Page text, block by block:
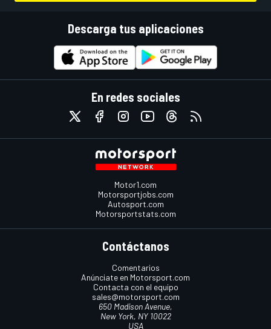
Descarga tus aplicaciones
En redes sociales
Motor1.com
Motorsportjobs.com
Autosport.com
Motorsportstats.com
Contáctanos
Comentarios
Anúnciate en Motorsport.com
Contacta con el equipo
sales@motorsport.com
650 Madison Avenue,
New York, NY 10022
USA